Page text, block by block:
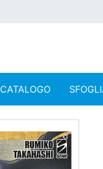
CATALOGO